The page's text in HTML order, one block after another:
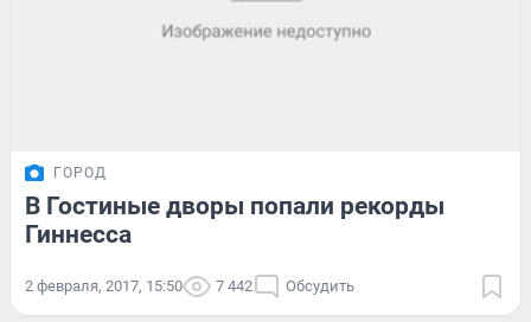
ГОРОД
В Гостиные дворы попали рекорды
Гиннесса
2 февраля, 2017, 15:50 7 442 Обсудить